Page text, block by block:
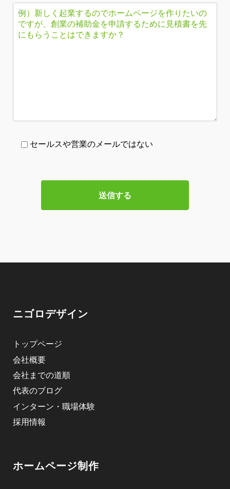
セールスや営業のメールではない
ニゴロデザイン
トップページ
会社概要
会社までの道順
代表のブログ
インターン・職場体験
採用情報
ホームページ制作